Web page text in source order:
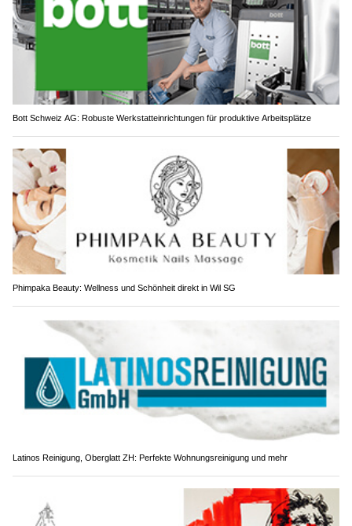
Bott Schweiz AG: Robuste Werkstatteinrichtungen für produktive Arbeitsplätze
Phimpaka Beauty: Wellness und Schönheit direkt in Wil SG
Latinos Reinigung, Oberglatt ZH: Perfekte Wohnungsreinigung und mehr